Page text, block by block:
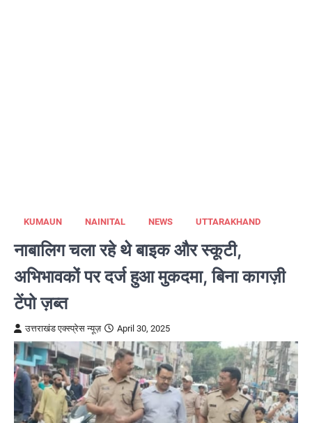
KUMAUN NAINITAL NEWS UTTARAKHAND
नाबालिग चला रहे थे बाइक और स्कूटी,
अभिभावकों पर दर्ज हुआ मुकदमा, बिना कागज़ी
टेंपो ज़ब्त
उत्तराखंड एक्स्प्रेस न्यूज़ April 30, 2025